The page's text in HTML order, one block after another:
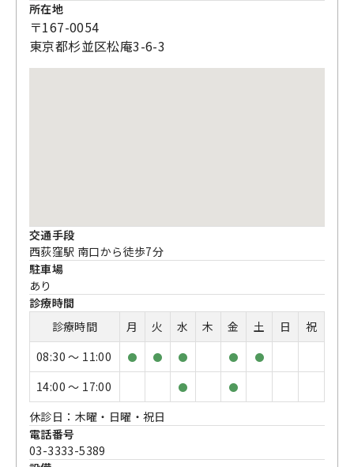
所在地
〒167-0054
東京都杉並区松庵3-6-3
交通手段
西荻窪駅 南口から徒歩7分
駐車場
あり
診療時間
診療時間
月 火 水 木 金 土 日
祝
08:30 〜 11:00
● ● ● ● ●
14:00 〜 17:00 ● ●
休診日：木曜・日曜・祝日
電話番号
03-3333-5389